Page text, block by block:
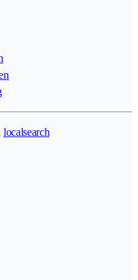
localsearch